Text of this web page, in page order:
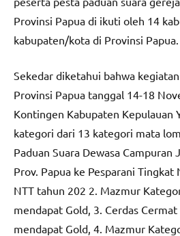
Provinsi Papua di ikuti oleh 14
kabupaten/kota di Provinsi Papua.
Sekedar diketahui bahwa
Provinsi Papua tanggal 14-18
Kontingen Kabupaten Kepulauan
kategori dari 13 kategori mata
Paduan Suara Dewasa Campuran
Prov. Papua ke Pesparani Tingkat
NTT tahun 202 2. Mazmur
mendapat Gold, 3. Cerdas
mendapat Gold, 4. Mazmur